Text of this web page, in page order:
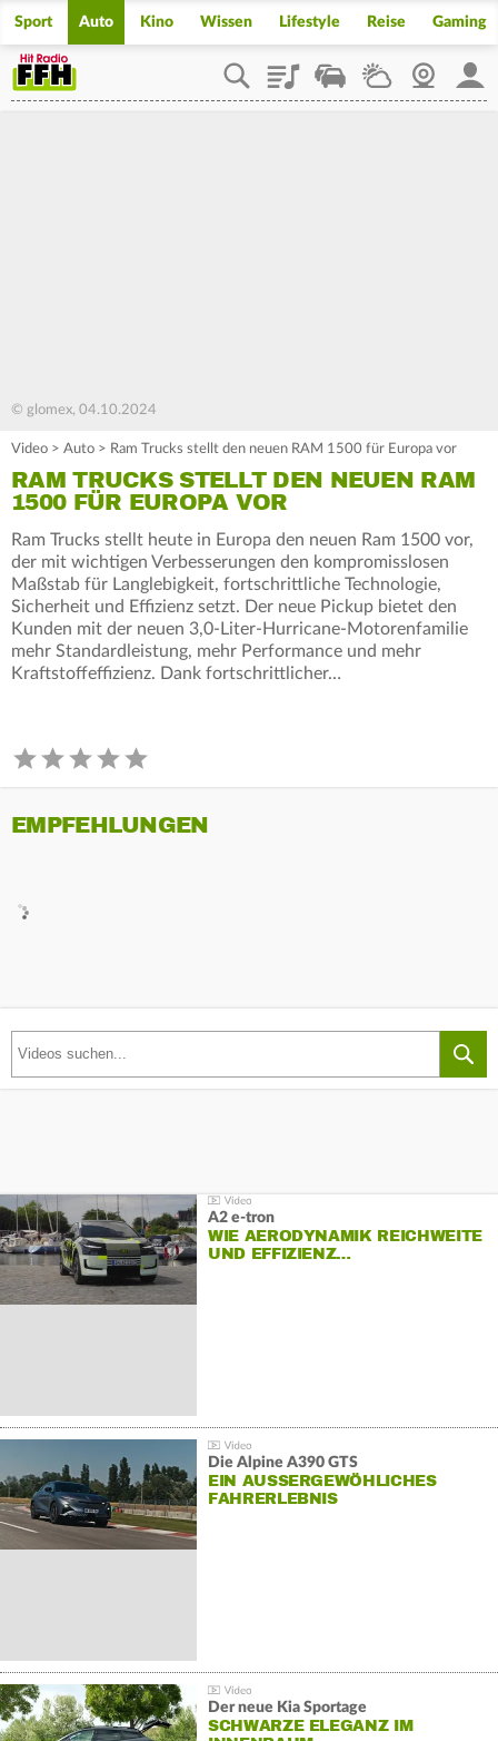
Sport Auto Kino Wissen Lifestyle Reise Gaming
PlaylistStaupilotWetterWebcam
© glomex, 04.10.2024
Video > Auto > Ram Trucks stellt den neuen RAM 1500 für Europa vor
RAM TRUCKS STELLT DEN NEUEN RAM
1500 FÜR EUROPA VOR
Ram Trucks stellt heute in Europa den neuen Ram 1500 vor,
der mit wichtigen Verbesserungen den kompromisslosen
Maßstab für Langlebigkeit, fortschrittliche Technologie,
Sicherheit und Effizienz setzt. Der neue Pickup bietet den
Kunden mit der neuen 3,0-Liter-Hurricane-Motorenfamilie
mehr Standardleistung, mehr Performance und mehr
Kraftstoffeffizienz. Dank fortschrittlicher…
EMPFEHLUNGEN
A2 e-tron
WIE AERODYNAMIK REICHWEITE
UND EFFIZIENZ…
Die Alpine A390 GTS
EIN AUSSERGEWÖHLICHES F
AHRERLEBNIS
Der neue Kia Sportage
SCHWARZE ELEGANZ IM